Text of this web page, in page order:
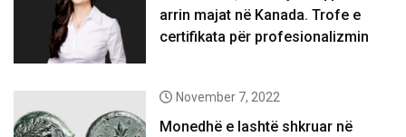
arrin majat në Kanada. Trofe e
certifikata për profesionalizmin
November 7, 2022
Monedhë e lashtë shkruar në